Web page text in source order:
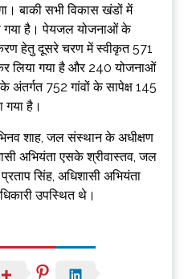
बाकी सभी विकास खंडों में
गया है। पेयजल योजनाओं के
हेतु दूसरे चरण में स्वीकृत 571
लिया गया है और 240 योजनाओं
अंतर्गत 752 गांवों के सापेक्ष 145
गया है।
शाह, जल संस्थान के अधीक्षण
अभियंता एसके श्रीवास्तव, जल
सिंह, अधिशासी अभियंता
उपस्थित थे।